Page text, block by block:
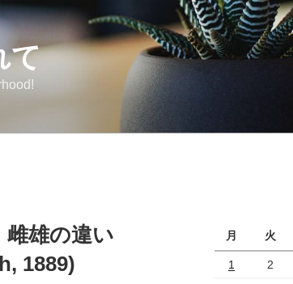
て
雌雄の違い
1889)
月
火
1 2